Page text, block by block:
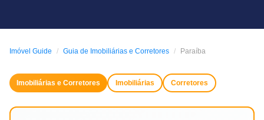
Imóvel Guide Guia de Imobiliárias e Corretores Paraíba
Imobiliárias e Corretores Imobiliárias Corretores